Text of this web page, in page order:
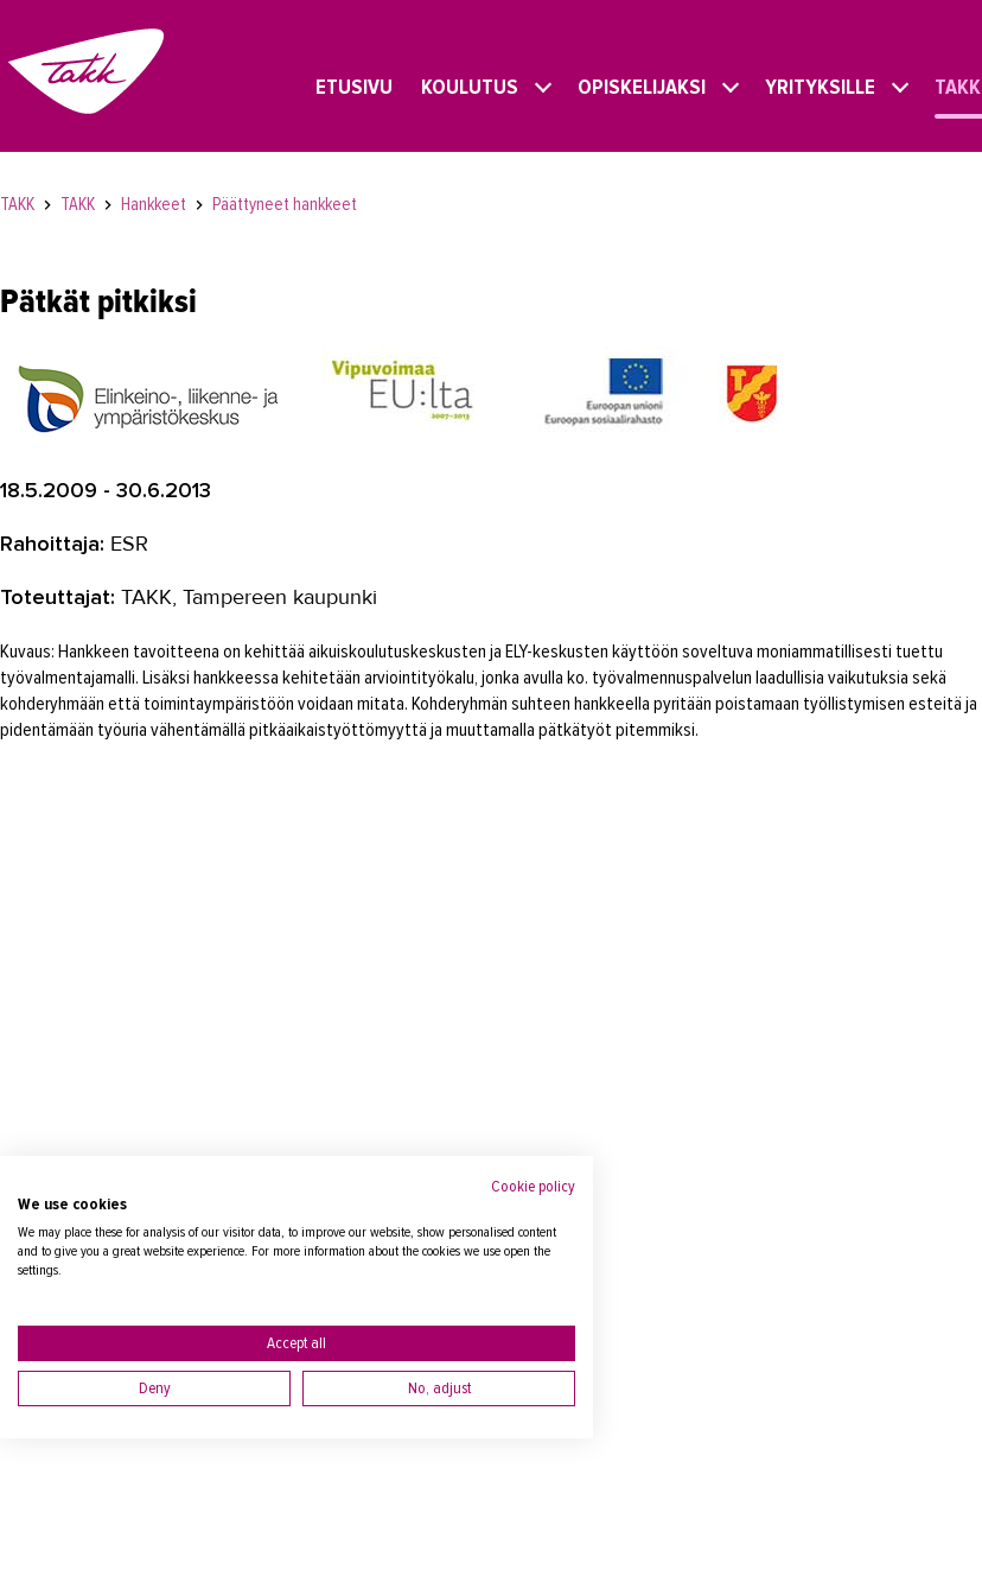
ETUSIVU KOULUTUS OPISKELIJAKSI YRITYKSILLE TAKK
TAKK TAKK Hankkeet Päättyneet hankkeet
Pätkät pitkiksi
18.5.2009 - 30.6.2013
Rahoittaja: ESR
Toteuttajat: TAKK, Tampereen kaupunki
Kuvaus: Hankkeen tavoitteena on kehittää aikuiskoulutuskeskusten ja ELY-keskusten käyttöön soveltuva moniammatillisesti tuettu
työvalmentajamalli. Lisäksi hankkeessa kehitetään arviointityökalu, jonka avulla ko. työvalmennuspalvelun laadullisia vaikutuksia sekä
kohderyhmään että toimintaympäristöön voidaan mitata. Kohderyhmän suhteen hankkeella pyritään poistamaan työllistymisen esteitä ja
pidentämään työuria vähentämällä pitkäaikaistyöttömyyttä ja muuttamalla pätkätyöt pitemmiksi.
Cookie policy
We use cookies
We may place these for analysis of our visitor data, to improve our website, show personalised content
and to give you a great website experience. For more information about the cookies we use open the
settings.
Accept all
Deny No, adjust